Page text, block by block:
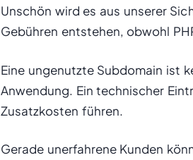
Unschön wird es aus unserer
Gebühren entstehen, obwohl
Eine ungenutzte Subdomain ist
Anwendung. Ein technischer
Zusatzkosten führen.
Gerade unerfahrene Kunden